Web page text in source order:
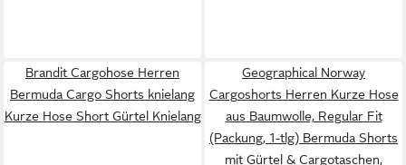
Brandit Cargohose Herren
Bermuda Cargo Shorts knielang
Kurze Hose Short Gürtel Knielang
Geographical Norway
Cargoshorts Herren Kurze Hose
aus Baumwolle, Regular Fit
(Packung, 1-tlg) Bermuda Shorts
mit Gürtel & Cargotaschen,